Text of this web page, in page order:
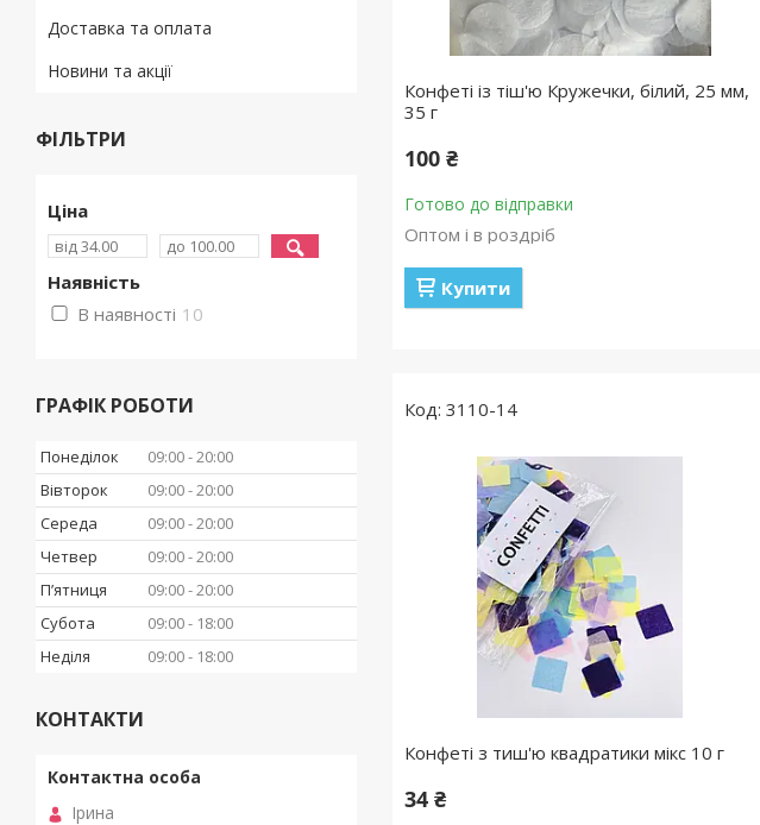
Конфеті із тіш'ю Кружечки, білий, 25 мм,
35 г
100 ₴
Готово до відправки
Оптом і в роздріб
Купити
3110-14
Конфеті з тиш'ю квадратики мікс 10 г
34 ₴
Доставка та оплата
Новини та акції
ФІЛЬТРИ
Ціна
Наявність
В наявності 10
ГРАФІК РОБОТИ
Понеділок 09:00 20:00
Вівторок
09:00 20:00
Середа
09:00 20:00
Четвер
09:00 20:00
Пʼятниця
09:00 20:00
Субота
09:00
18:00
Неділя
09:00 18:00
КОНТАКТИ
Ірина